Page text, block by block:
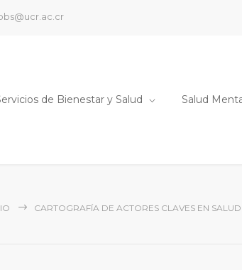
de Bienestar y Salud Salud
CARTOGRAFÍA DE ACTORES CLAVES EN SALUD